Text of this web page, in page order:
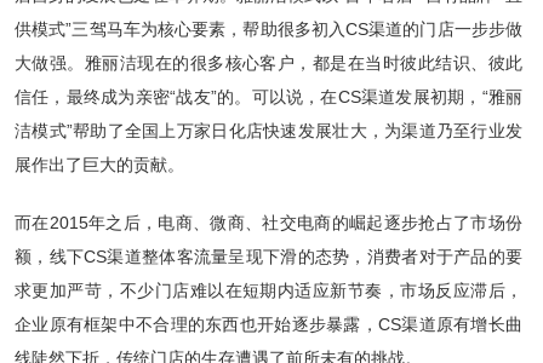
供模式”三驾马车为核心要素，帮助很多初入CS渠道的门店一步步做
大做强。雅丽洁现在的很多核心客户，都是在当时彼此结识、彼此
信任，最终成为亲密“战友”的。可以说，在CS渠道发展初期，“雅丽
洁模式”帮助了全国上万家日化店快速发展壮大，为渠道乃至行业发
展作出了巨大的贡献。
而在2015年之后，电商、微商、社交电商的崛起逐步抢占了市场份
额，线下CS渠道整体客流量呈现下滑的态势，消费者对于产品的要
求更加严苛，不少门店难以在短期内适应新节奏，市场反应滞后，
企业原有框架中不合理的东西也开始逐步暴露，CS渠道原有增长曲
线陡然下折，传统门店的生存遭遇了前所未有的挑战。